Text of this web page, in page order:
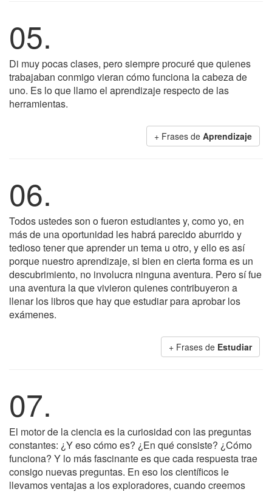
05.
Di muy pocas clases, pero siempre procuré que quienes
trabajaban conmigo vieran cómo funciona la cabeza de
uno. Es lo que llamo el aprendizaje respecto de las
herramientas.
+ Frases de Aprendizaje
06.
Todos ustedes son o fueron estudiantes y, como yo, en
más de una oportunidad les habrá parecido aburrido y
tedioso tener que aprender un tema u otro, y ello es así
porque nuestro aprendizaje, si bien en cierta forma es un
descubrimiento, no involucra ninguna aventura. Pero sí fue
una aventura la que vivieron quienes contribuyeron a
llenar los libros que hay que estudiar para aprobar los
exámenes.
+ Frases de Estudiar
07.
El motor de la ciencia es la curiosidad con las preguntas
constantes: ¿Y eso cómo es? ¿En qué consiste? ¿Cómo
funciona? Y lo más fascinante es que cada respuesta trae
consigo nuevas preguntas. En eso los científicos le
llevamos ventajas a los exploradores, cuando creemos